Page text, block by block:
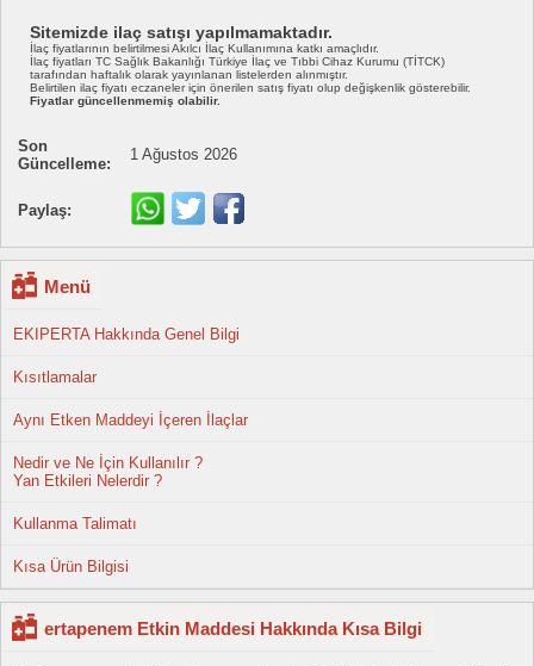
Sitemizde ilaç satışı yapılmamaktadır.
İlaç fiyatlarının belirtilmesi Akılcı İlaç Kullanımına katkı amaçlıdır.
İlaç fiyatları TC Sağlık Bakanlığı Türkiye İlaç ve Tıbbi Cihaz Kurumu (TİTCK)
tarafından haftalık olarak yayınlanan listelerden alınmıştır.
Belirtilen ilaç fiyatı eczaneler için önerilen satış fiyatı olup değişkenlik gösterebilir.
Fiyatlar güncellenmemiş olabilir.
Son
Güncelleme:
1 Ağustos 2026
Paylaş:
Menü
EKIPERTA Hakkında Genel Bilgi
Kısıtlamalar
Aynı Etken Maddeyi İçeren İlaçlar
Nedir ve Ne İçin Kullanılır ?
Yan Etkileri Nelerdir ?
Kullanma Talimatı
Kısa Ürün Bilgisi
ertapenem Etkin Maddesi Hakkında Kısa Bilgi